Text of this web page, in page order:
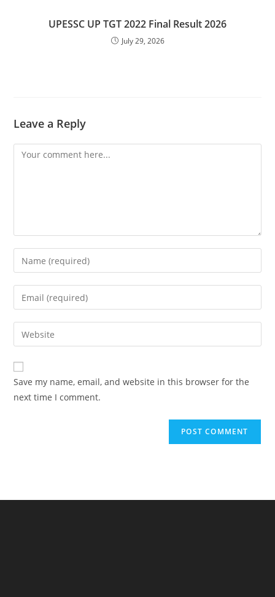
UPESSC UP TGT 2022 Final Result 2026
July 29, 2026
Leave a Reply
Comment
Enter
your
name
comment
Enter
your
email
address
comment
Enter
your
website
URL
(optional)
Save my name, email, and website in this browser for the
next time I comment.